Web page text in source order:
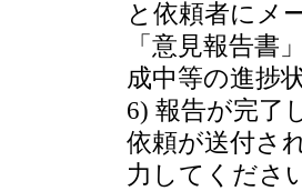
と依頼者にメ
「意見報告書
成中等の進捗
6) 報告が完了
依頼が送付さ
力してくださ